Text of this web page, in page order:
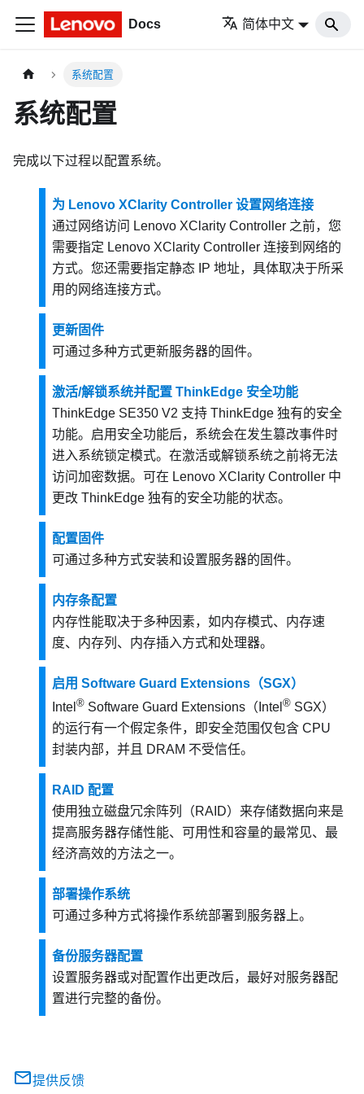
Docs 简体中文
系统配置
系统配置
完成以下过程以配置系统。
为 Lenovo XClarity Controller 设置网络连接
通过网络访问 Lenovo XClarity Controller 之前，您
需要指定 Lenovo XClarity Controller 连接到网络的
方式。您还需要指定静态 IP 地址，具体取决于所采
用的网络连接方式。
更新固件
可通过多种方式更新服务器的固件。
激活/解锁系统并配置 ThinkEdge 安全功能
ThinkEdge SE350 V2 支持 ThinkEdge 独有的安全
功能。启用安全功能后，系统会在发生篡改事件时
进入系统锁定模式。在激活或解锁系统之前将无法
访问加密数据。可在 Lenovo XClarity Controller 中
更改 ThinkEdge 独有的安全功能的状态。
配置固件
可通过多种方式安装和设置服务器的固件。
内存条配置
内存性能取决于多种因素，如内存模式、内存速
度、内存列、内存插入方式和处理器。
启用 Software Guard Extensions（SGX）
Intel ® Software Guard Extensions（Intel ® SGX）
的运行有一个假定条件，即安全范围仅包含 CPU
封装内部，并且 DRAM 不受信任。
RAID 配置
使用独立磁盘冗余阵列（RAID）来存储数据向来是
提高服务器存储性能、可用性和容量的最常见、最
经济高效的方法之一。
部署操作系统
可通过多种方式将操作系统部署到服务器上。
备份服务器配置
设置服务器或对配置作出更改后，最好对服务器配
置进行完整的备份。
提供反馈